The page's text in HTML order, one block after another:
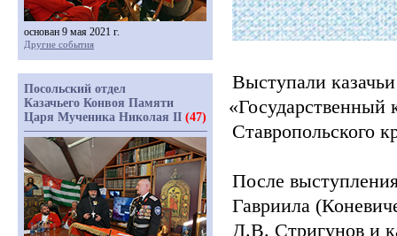
Выступали
«Государственный
Ставропольского
После
Гавриила
Д.В. Стригунов и
основан 9 мая 2021 г.
Другие события
Посольский отдел
Казачьего Конвоя Памяти
Царя Мученика Николая II (47)